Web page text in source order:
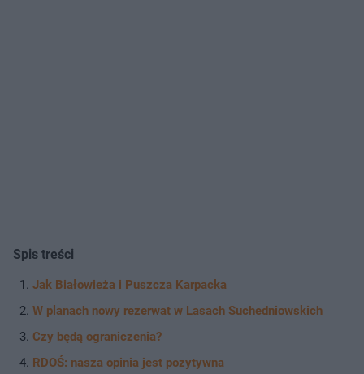
Spis treści
Jak Białowieża i Puszcza Karpacka
W planach nowy rezerwat w Lasach Suchedniowskich
Czy będą ograniczenia?
RDOŚ: nasza opinia jest pozytywna